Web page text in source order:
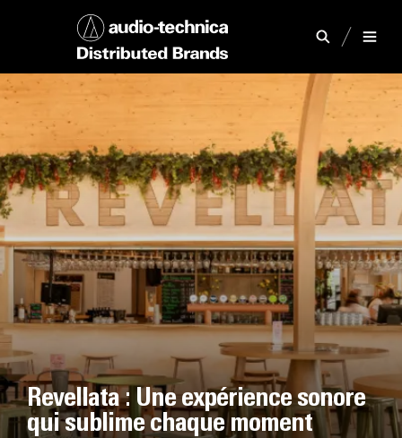
Revellata : Une expérience sonore
qui sublime chaque moment